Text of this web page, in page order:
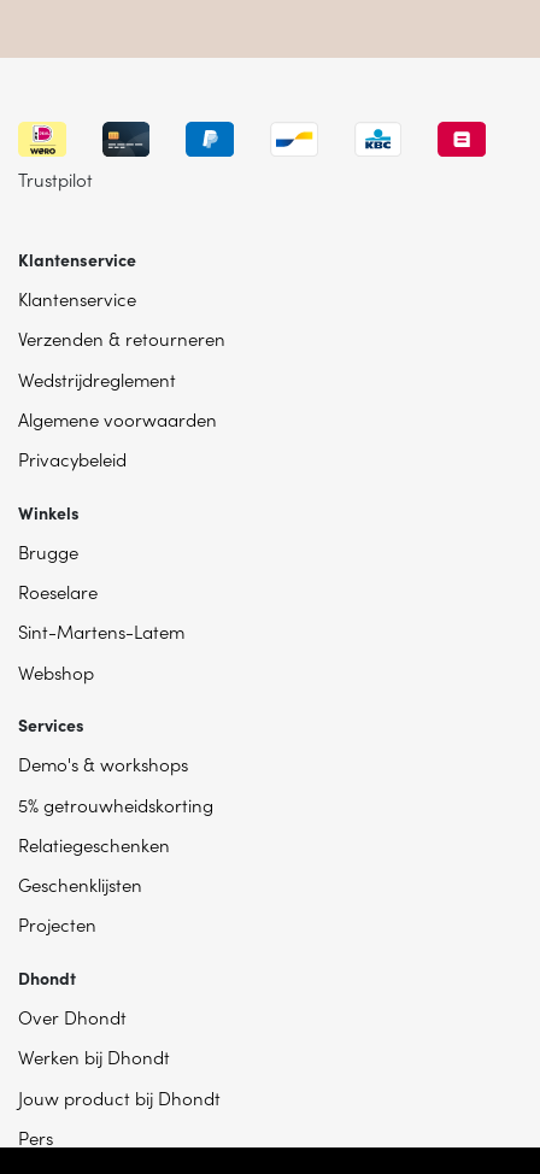
Trustpilot
Klantenservice
Klantenservice
Verzenden & retourneren
Wedstrijdreglement
Algemene voorwaarden
Privacybeleid
Winkels
Brugge
Roeselare
Sint-Martens-Latem
Webshop
Services
Demo's & workshops
5% getrouwheidskorting
Relatiegeschenken
Geschenklijsten
Projecten
Dhondt
Over Dhondt
Werken bij Dhondt
Jouw product bij Dhondt
Pers